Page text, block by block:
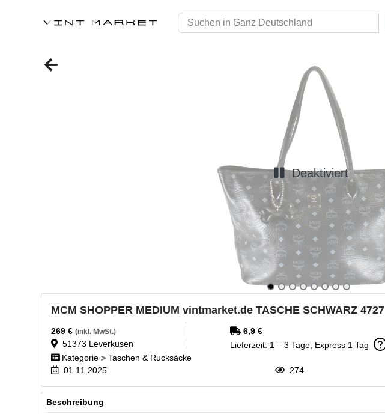
Deaktiviert
MCM SHOPPER MEDIUM vintmarket.de TASCHE SCHWARZ 4727
269 € (inkl. MwSt.) 6,9 €
51373 Leverkusen
Lieferzeit: 1 – 3 Tage, Express 1 Tag
Kategorie
Taschen & Rucksäcke
01.11.2025
274
Beschreibung